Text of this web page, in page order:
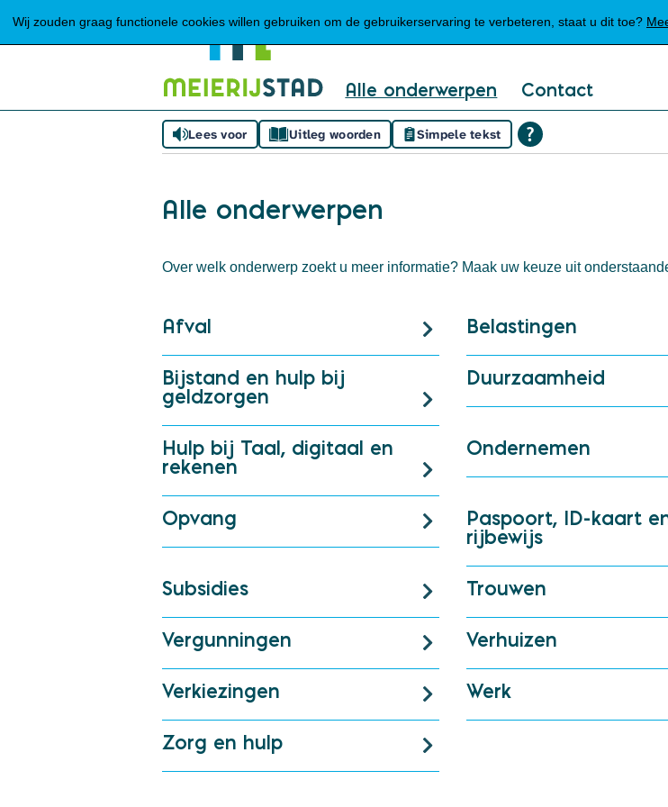
Wij zouden graag functionele cookies willen gebruiken om de gebruikerservaring te verbeteren, staat u dit toe?
Alle onderwerpen Contact
Lees voor Uitleg woorden Simpele tekst
Alle onderwerpen
Over welk onderwerp zoekt u meer informatie? Maak uw keuze uit
Afval Belastingen
Bijstand en hulp bij
geldzorgen
Duurzaamheid
Hulp bij Taal, digitaal en
rekenen
Ondernemen
Opvang Paspoort, ID-kaart
rijbewijs
Subsidies Trouwen
Vergunningen Verhuizen
Verkiezingen Werk
Zorg en hulp